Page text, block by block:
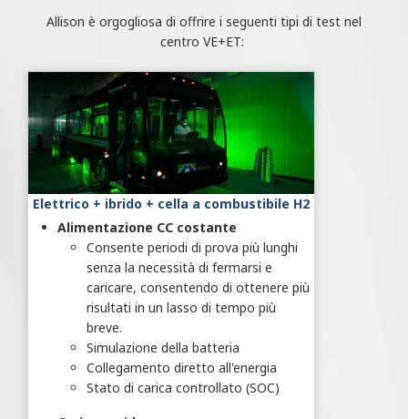
Allison è orgogliosa di offrire i seguenti tipi di test nel
centro VE+ET:
Elettrico + ibrido + cella a combustibile H2
Alimentazione CC costante
Consente periodi di prova più lunghi
senza la necessità di fermarsi e
caricare, consentendo di ottenere più
risultati in un lasso di tempo più
breve.
Simulazione della batteria
Collegamento diretto all'energia
Stato di carica controllato (SOC)